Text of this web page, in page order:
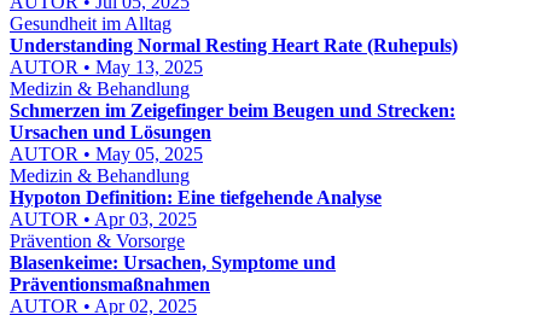
Gesundheit im Alltag
Understanding Normal Resting Heart Rate (Ruhepuls)
AUTOR • May 13, 2025
Medizin & Behandlung
Schmerzen im Zeigefinger beim Beugen und Strecken:
Ursachen und Lösungen
AUTOR • May 05, 2025
Medizin & Behandlung
Hypoton Definition: Eine tiefgehende Analyse
AUTOR • Apr 03, 2025
Prävention & Vorsorge
Blasenkeime: Ursachen, Symptome und
Präventionsmaßnahmen
AUTOR • Apr 02, 2025